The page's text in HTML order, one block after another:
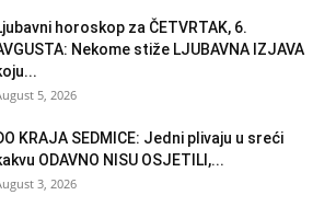
horoskop za ČETVRTAK, 6.
Nekome stiže LJUBAVNA IZJAVA
5, 2026
KRAJA SEDMICE: Jedni plivaju u sreći
ODAVNO NISU OSJETILI,...
3, 2026